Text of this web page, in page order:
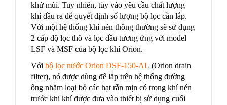
khử mùi. Tuy nhiên, tùy vào yêu cầu chất lượng
khí đầu ra để quyết định số lượng bộ lọc cần lắp.
Với một hệ thống khí nén thông thường sẽ sử dụng
2 cấp độ lọc thô và lọc dầu tương ứng với model
LSF và MSF của bộ lọc khí Orion.
Với bộ lọc nước Orion DSF-150-AL (Orion drain
filter), nó được dùng để lắp trên hệ thống đường
ống nhằm loại bỏ các hạt rắn mịn có trong khí nén
trước khi khí được đưa vào thiết bị sử dụng cuối